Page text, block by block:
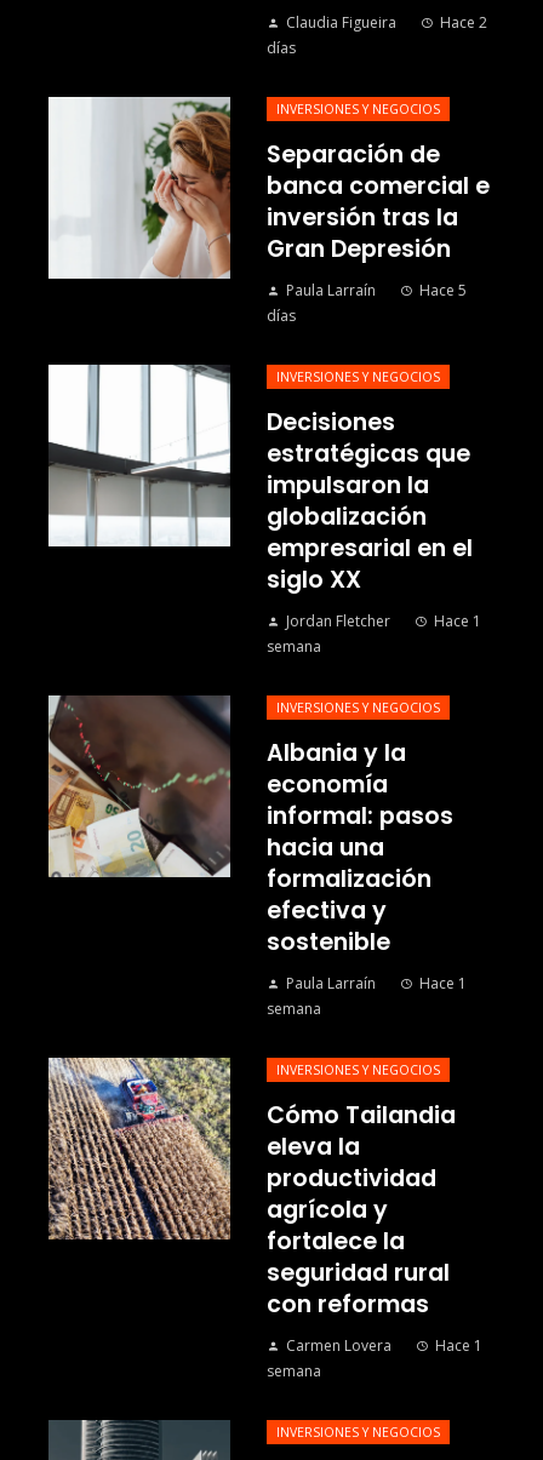
Claudia Figueira
Hace 2
días
INVERSIONES Y NEGOCIOS
Separación de
banca comercial e
inversión tras la
Gran Depresión
Paula Larraín
Hace 5
días
INVERSIONES Y NEGOCIOS
Decisiones
estratégicas que
impulsaron la
globalización
empresarial en el
siglo XX
Jordan Fletcher
Hace 1
semana
INVERSIONES Y NEGOCIOS
Albania y la
economía
informal: pasos
hacia una
formalización
efectiva y
sostenible
Paula Larraín
Hace 1
semana
INVERSIONES Y NEGOCIOS
Cómo Tailandia
eleva la
productividad
agrícola y
fortalece la
seguridad rural
con reformas
Carmen Lovera
Hace 1
semana
INVERSIONES Y NEGOCIOS